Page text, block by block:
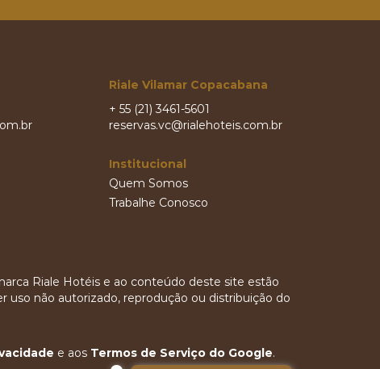
Riale Vilamar Copacabana
+ 55 (21) 3461-5601
reservas.vc@rialehoteis.com.br
Institucional
Quem Somos
Trabalhe Conosco
Riale Hotéis e ao conteúdo deste site estão
não autorizado, reprodução ou distribuição do
e aos Termos de Serviço do Google.